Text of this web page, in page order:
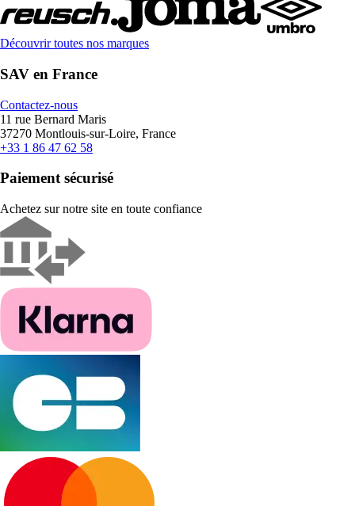
Découvrir toutes nos marques
SAV en France
Contactez-nous
11 rue Bernard Maris
37270 Montlouis-sur-Loire, France
+33 1 86 47 62 58
Paiement sécurisé
Achetez sur notre site en toute confiance